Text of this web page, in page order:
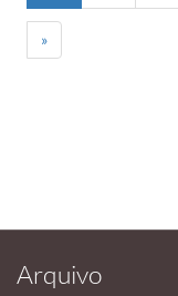
»
Arquivo